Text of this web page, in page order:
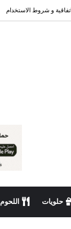
اتفاقية و شروط الاستخدام
حلويات اللحوم